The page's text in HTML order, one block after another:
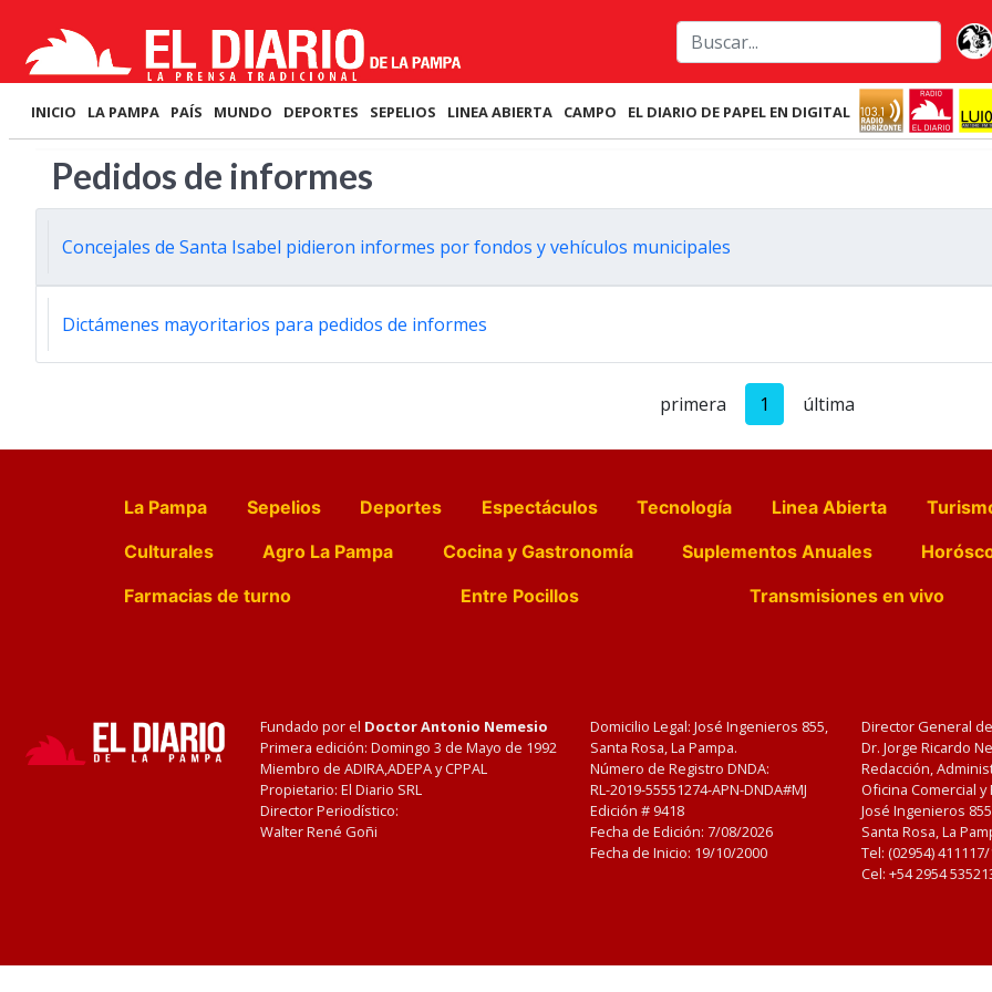
INICIO LA PAMPA PAÍS MUNDO DEPORTES SEPELIOS LINEA ABIERTA CAMPO EL DIARIO DE PAPEL EN DIGITAL
Pedidos de informes
Concejales de Santa Isabel pidieron informes por fondos y vehículos municipales
Dictámenes mayoritarios para pedidos de informes
primera 1 última
La Pampa Sepelios Deportes Espectáculos Tecnología Linea Abierta
Culturales
Agro La Pampa Cocina y Gastronomía Suplementos Anuales
Farmacias de turno
Entre Pocillos Transmisiones en vivo
Fundado por el Doctor Antonio Nemesio
Primera edición: Domingo 3 de Mayo de 1992
Miembro de ADIRA,ADEPA y CPPAL
Propietario: El Diario SRL
Director Periodístico:
Walter René Goñi
Domicilio Legal: José Ingenieros 855,
Santa Rosa, La Pampa.
Número de Registro DNDA:
RL-2019-55551274-APN-DNDA#MJ
Edición # 9418
Fecha de Edición: 7/08/2026
Fecha de Inicio: 19/10/2000
Director General
Dr. Jorge Ricardo
Redacción,
Oficina Comercial
José Ingenieros
Santa Rosa, La
Tel: (02954)
Cel: +54 2954